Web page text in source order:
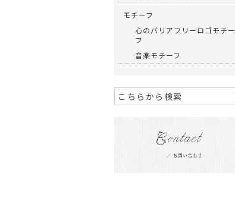
モチーフ
心のバリアフリーロゴモチー
フ
音楽モチーフ